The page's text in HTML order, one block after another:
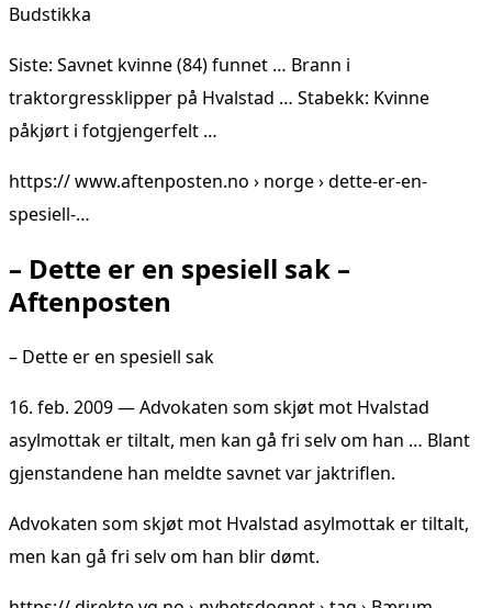
Budstikka
Siste: Savnet kvinne (84) funnet … Brann i
traktorgressklipper på Hvalstad … Stabekk: Kvinne
påkjørt i fotgjengerfelt …
https:// www.aftenposten.no › norge › dette-er-en-
spesiell-…
– Dette er en spesiell sak –
Aftenposten
– Dette er en spesiell sak
16. feb. 2009 — Advokaten som skjøt mot Hvalstad
asylmottak er tiltalt, men kan gå fri selv om han … Blant
gjenstandene han meldte savnet var jaktriflen.
Advokaten som skjøt mot Hvalstad asylmottak er tiltalt,
men kan gå fri selv om han blir dømt.